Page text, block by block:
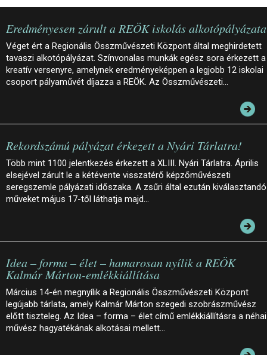
Eredményesen zárult a REÖK iskolás alkotópályázata
Véget ért a Regionális Összművészeti Központ által meghirdetett
tavaszi alkotópályázat. Színvonalas munkák egész sora érkezett a
kreatív versenyre, amelynek eredményeképpen a legjobb 12 iskolai
csoport pályaművét díjazza a REÖK. Az Összművészeti…
Rekordszámú pályázat érkezett a Nyári Tárlatra!
Több mint 1100 jelentkezés érkezett a XLIII. Nyári Tárlatra. Április
elsejével zárult le a kétévente visszatérő képzőművészeti
seregszemle pályázati időszaka. A zsűri által ezután kiválasztandó
műveket május 17-től láthatja majd…
Idea – forma – élet – hamarosan nyílik a REÖK
Kalmár Márton-emlékkiállítása
Március 14-én megnyílik a Regionális Összművészeti Központ
legújabb tárlata, amely Kalmár Márton szegedi szobrászművész
előtt tiszteleg. Az Idea – forma – élet című emlékkiállításra a néhai
művész hagyatékának alkotásai mellett…